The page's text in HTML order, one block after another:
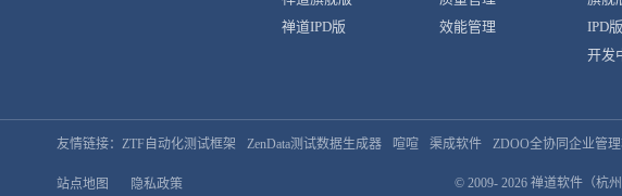
禅道IPD版
效能管理
IPD
开发
友情链接： ZTF自动化测试框架 ZenData测试数据生成器 喧喧 渠成软件 ZDOO全协同企业管
站点地图 隐私政策 © 2009- 2026 禅道软件（杭